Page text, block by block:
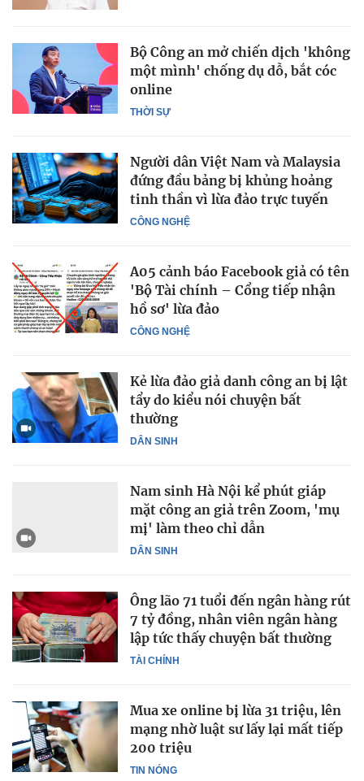
THỜI SỰ
Bộ Công an mở chiến dịch 'không
một mình' chống dụ dỗ, bắt cóc
online
CÔNG NGHỆ
Người dân Việt Nam và Malaysia
đứng đầu bảng bị khủng hoảng
tinh thần vì lừa đảo trực tuyến
CÔNG NGHỆ
A05 cảnh báo Facebook giả có tên
'Bộ Tài chính – Cổng tiếp nhận
hồ sơ' lừa đảo
DÂN SINH
Kẻ lừa đảo giả danh công an bị lật
tẩy do kiểu nói chuyện bất
thường
DÂN SINH
Nam sinh Hà Nội kể phút giáp
mặt công an giả trên Zoom, 'mụ
mị' làm theo chỉ dẫn
TÀI CHÍNH
Ông lão 71 tuổi đến ngân hàng rút
7 tỷ đồng, nhân viên ngân hàng
lập tức thấy chuyện bất thường
TIN NÓNG
Mua xe online bị lừa 31 triệu, lên
mạng nhờ luật sư lấy lại mất tiếp
200 triệu